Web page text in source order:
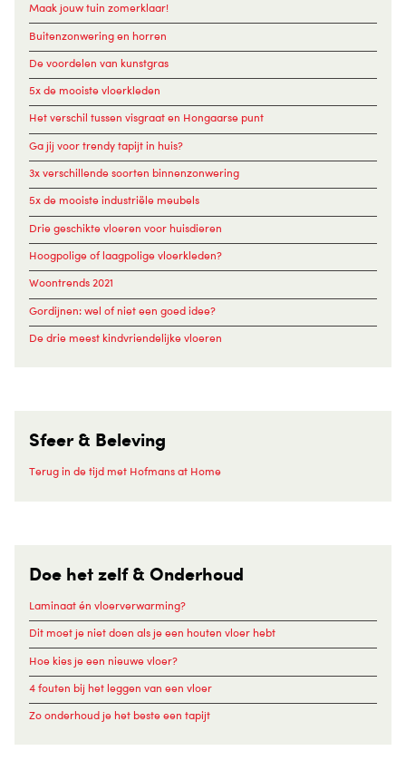
Maak jouw tuin zomerklaar!
Buitenzonwering en horren
De voordelen van kunstgras
5x de mooiste vloerkleden
Het verschil tussen visgraat en Hongaarse punt
Ga jij voor trendy tapijt in huis?
3x verschillende soorten binnenzonwering
5x de mooiste industriële meubels
Drie geschikte vloeren voor huisdieren
Hoogpolige of laagpolige vloerkleden?
Woontrends 2021
Gordijnen: wel of niet een goed idee?
De drie meest kindvriendelijke vloeren
Sfeer & Beleving
Terug in de tijd met Hofmans at Home
Doe het zelf & Onderhoud
Laminaat én vloerverwarming?
Dit moet je niet doen als je een houten vloer hebt
Hoe kies je een nieuwe vloer?
4 fouten bij het leggen van een vloer
Zo onderhoud je het beste een tapijt